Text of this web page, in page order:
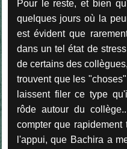
Pour le reste, et bien
quelques jours où la
est évident que
dans un tel état de
de certains des
trouvent que les
laissent filer ce type
rôde autour du
compter que
l'appui, que Bachira a